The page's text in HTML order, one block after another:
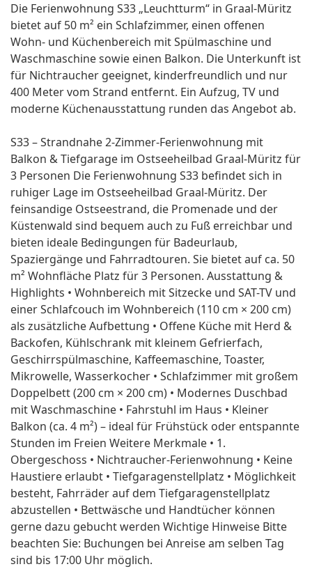
Die Ferienwohnung S33 „Leuchtturm“ in Graal-Müritz
bietet auf 50 m² ein Schlafzimmer, einen offenen
Wohn- und Küchenbereich mit Spülmaschine und
Waschmaschine sowie einen Balkon. Die Unterkunft ist
für Nichtraucher geeignet, kinderfreundlich und nur
400 Meter vom Strand entfernt. Ein Aufzug, TV und
moderne Küchenausstattung runden das Angebot ab.
S33 – Strandnahe 2-Zimmer-Ferienwohnung mit
Balkon & Tiefgarage im Ostseeheilbad Graal-Müritz für
3 Personen Die Ferienwohnung S33 befindet sich in
ruhiger Lage im Ostseeheilbad Graal-Müritz. Der
feinsandige Ostseestrand, die Promenade und der
Küstenwald sind bequem auch zu Fuß erreichbar und
bieten ideale Bedingungen für Badeurlaub,
Spaziergänge und Fahrradtouren. Sie bietet auf ca. 50
m² Wohnfläche Platz für 3 Personen. Ausstattung &
Highlights • Wohnbereich mit Sitzecke und SAT-TV und
einer Schlafcouch im Wohnbereich (110 cm × 200 cm)
als zusätzliche Aufbettung • Offene Küche mit Herd &
Backofen, Kühlschrank mit kleinem Gefrierfach,
Geschirrspülmaschine, Kaffeemaschine, Toaster,
Mikrowelle, Wasserkocher • Schlafzimmer mit großem
Doppelbett (200 cm × 200 cm) • Modernes Duschbad
mit Waschmaschine • Fahrstuhl im Haus • Kleiner
Balkon (ca. 4 m²) – ideal für Frühstück oder entspannte
Stunden im Freien Weitere Merkmale • 1.
Obergeschoss • Nichtraucher-Ferienwohnung • Keine
Haustiere erlaubt • Tiefgaragenstellplatz • Möglichkeit
besteht, Fahrräder auf dem Tiefgaragenstellplatz
abzustellen • Bettwäsche und Handtücher können
gerne dazu gebucht werden Wichtige Hinweise Bitte
beachten Sie: Buchungen bei Anreise am selben Tag
sind bis 17:00 Uhr möglich.